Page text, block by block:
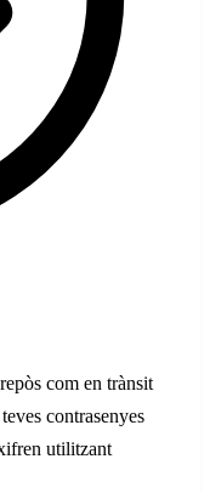
com en trànsit
contrasenyes
utilitzant